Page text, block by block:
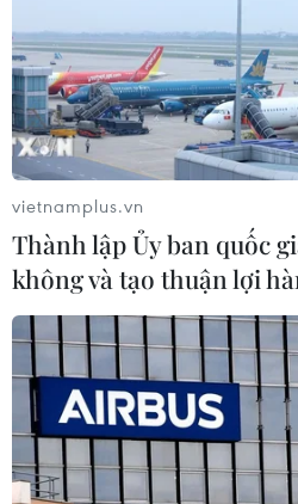
Nhiều thách thức mới
nghiệp bất động sản
03/07/2022 22:50
Dòng vốn bị hạn chế và
với những quy định mới về
lên các doanh nghiệp bất
vietnamplus.vn
Thành lập Ủy ban quốc
không và tạo thuận lợi